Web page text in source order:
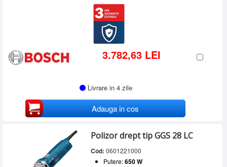
3.782,63 LEI
Livrare in 4 zile
Adauga in cos
Polizor drept tip GGS 28 LC
Cod: 0601221000
Putere:650 W